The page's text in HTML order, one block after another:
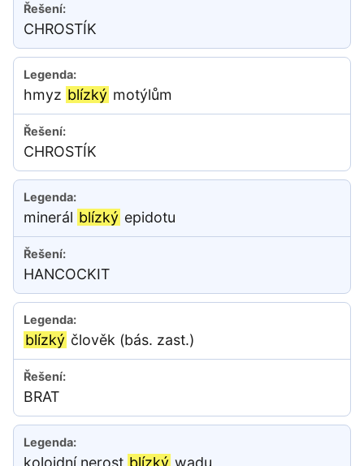
CHROSTÍK
hmyz blízký motýlům
CHROSTÍK
minerál blízký epidotu
HANCOCKIT
blízký člověk (bás. zast.)
BRAT